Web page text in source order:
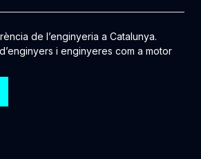
de l’enginyeria a Catalunya.
i enginyeres com a motor